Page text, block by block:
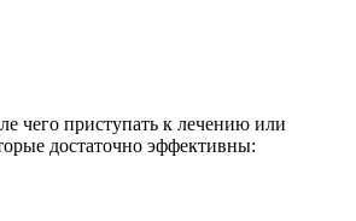
чего приступать к лечению или
достаточно эффективны: